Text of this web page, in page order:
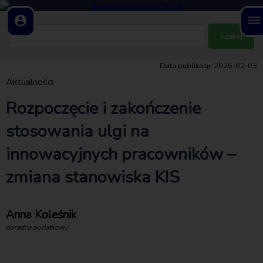
account_circle dehaze
Data publikacji: 2026-02-03
Aktualności
Rozpoczęcie i zakończenie
stosowania ulgi na
innowacyjnych pracowników –
zmiana stanowiska KIS
Anna Koleśnik
doradca podatkowy